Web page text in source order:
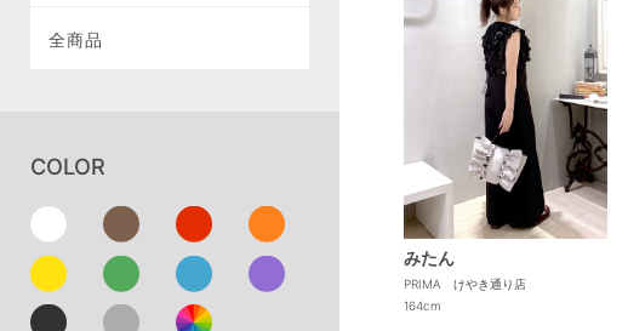
全商品
COLOR
みたん
PRIMA けやき通り店
164cm